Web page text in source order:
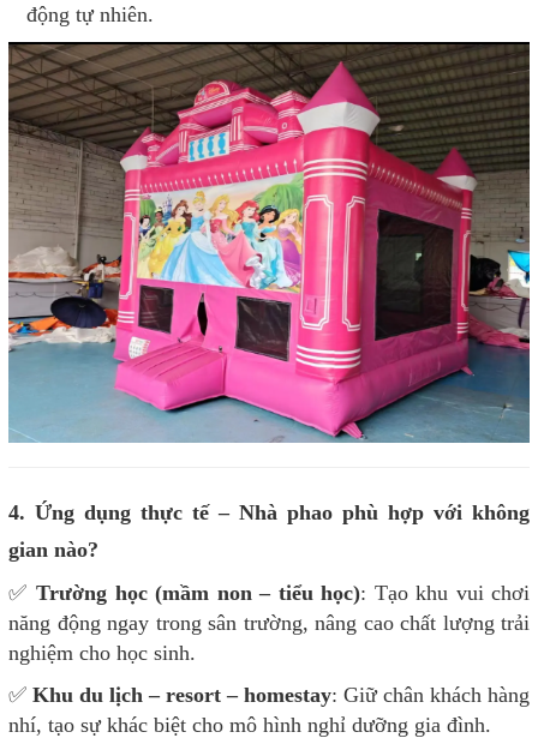
động tự nhiên.
4. Ứng dụng thực tế – Nhà phao phù hợp với không
gian nào?
✅ Trường học (mầm non – tiểu học): Tạo khu vui chơi
năng động ngay trong sân trường, nâng cao chất lượng trải
nghiệm cho học sinh.
✅ Khu du lịch – resort – homestay: Giữ chân khách hàng
nhí, tạo sự khác biệt cho mô hình nghỉ dưỡng gia đình.